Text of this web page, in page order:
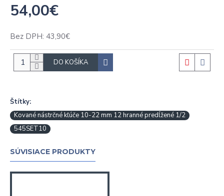
54,00€
Bez DPH: 43,90€
DO KOŠÍKA
Štítky:
Kované nástrčné kľúče 10-22 mm 12 hranné predĺžené 1/2
545SET10
SÚVISIACE PRODUKTY